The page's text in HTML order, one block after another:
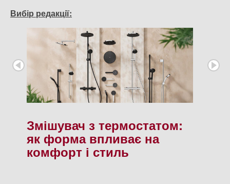
Вибір редакції:
Змішувач з термостатом:
як форма впливає на
комфорт і стиль